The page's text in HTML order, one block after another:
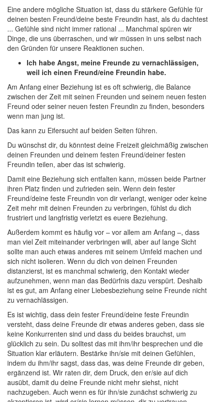
Eine andere mögliche Situation ist, dass du stärkere Gefühle für
deinen besten Freund/deine beste Freundin hast, als du dachtest
... Gefühle sind nicht immer rational ... Manchmal spüren wir
Dinge, die uns überraschen, und wir müssen in uns selbst nach
den Gründen für unsere Reaktionen suchen.
Ich habe Angst, meine Freunde zu vernachlässigen,
weil ich einen Freund/eine Freundin habe.
Am Anfang einer Beziehung ist es oft schwierig, die Balance
zwischen der Zeit mit seinen Freunden und seinem neuen festen
Freund oder seiner neuen festen Freundin zu finden, besonders
wenn man jung ist.
Das kann zu Eifersucht auf beiden Seiten führen.
Du wünschst dir, du könntest deine Freizeit gleichmäßig zwischen
deinen Freunden und deinem festen Freund/deiner festen
Freundin teilen, aber das ist schwierig.
Damit eine Beziehung sich entfalten kann, müssen beide Partner
ihren Platz finden und zufrieden sein. Wenn dein fester
Freund/deine feste Freundin von dir verlangt, weniger oder keine
Zeit mehr mit deinen Freunden zu verbringen, fühlst du dich
frustriert und langfristig verletzt es euere Beziehung.
Außerdem kommt es häufig vor – vor allem am Anfang –, dass
man viel Zeit miteinander verbringen will, aber auf lange Sicht
sollte man auch etwas anderes mit seinem Umfeld machen und
sich nicht isolieren. Wenn du dich von deinen Freunden
distanzierst, ist es manchmal schwierig, den Kontakt wieder
aufzunehmen, wenn man das Bedürfnis dazu verspürt. Deshalb
ist es gut, am Anfang einer Liebesbeziehung seine Freunde nicht
zu vernachlässigen.
Es ist wichtig, dass dein fester Freund/deine feste Freundin
versteht, dass deine Freunde dir etwas anderes geben, dass sie
keine Konkurrenten sind und dass du beides brauchst, um
glücklich zu sein. Du solltest das mit ihm/ihr besprechen und die
Situation klar erläutern. Bestärke ihn/sie mit deinen Gefühlen,
indem du ihm/ihr sagst, dass das, was deine Freunde dir geben,
ergänzend ist. Wir raten dir, dem Druck, den er/sie auf dich
ausübt, damit du deine Freunde nicht mehr siehst, nicht
nachzugeben. Auch wenn es für ihn/sie zunächst schwierig zu